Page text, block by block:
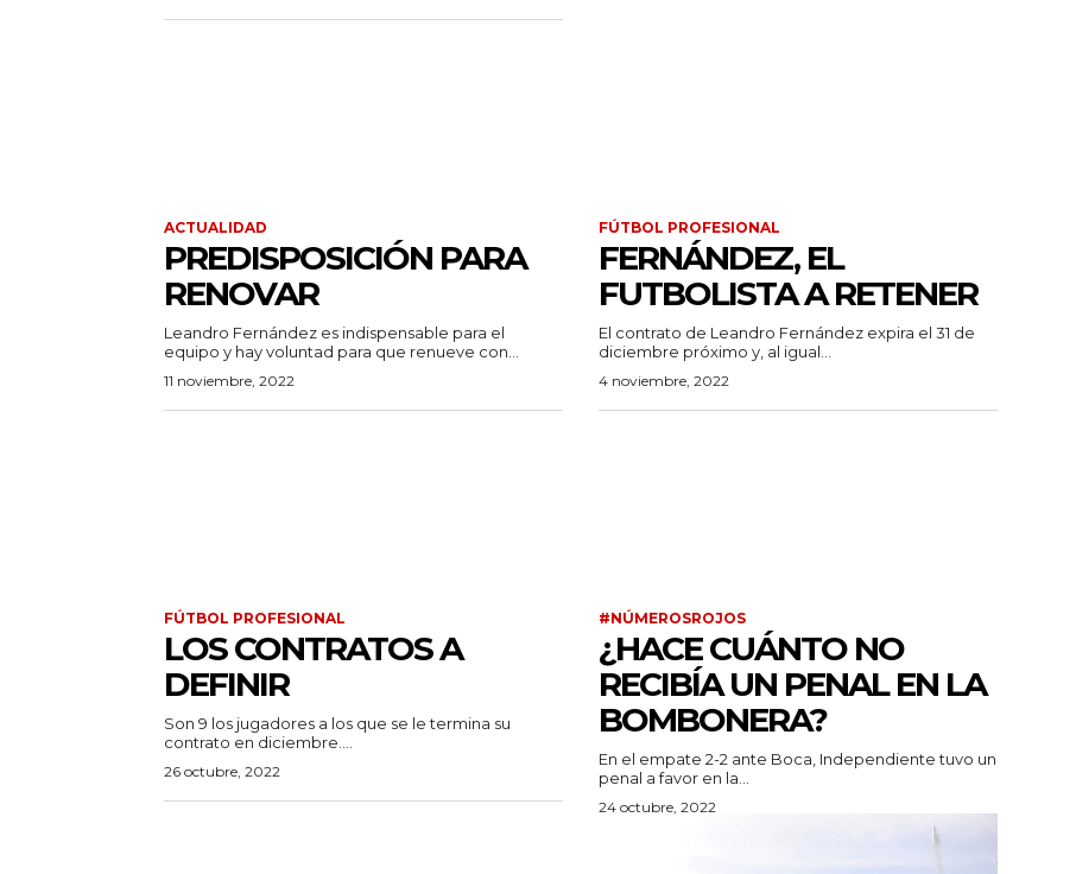
ACTUALIDAD
PREDISPOSICIÓN PARA
RENOVAR
Leandro Fernández es indispensable para el
equipo y hay voluntad para que renueve con...
11 noviembre, 2022
FÚTBOL PROFESIONAL
FERNÁNDEZ, EL
FUTBOLISTA A RETENER
El contrato de Leandro Fernández expira el 31 de
diciembre próximo y, al igual...
4 noviembre, 2022
FÚTBOL PROFESIONAL
LOS CONTRATOS A
DEFINIR
Son 9 los jugadores a los que se le termina su
contrato en diciembre....
26 octubre, 2022
#NÚMEROSROJOS
¿HACE CUÁNTO NO
RECIBÍA UN PENAL EN LA
BOMBONERA?
En el empate 2-2 ante Boca, Independiente tuvo un
penal a favor en la...
24 octubre, 2022